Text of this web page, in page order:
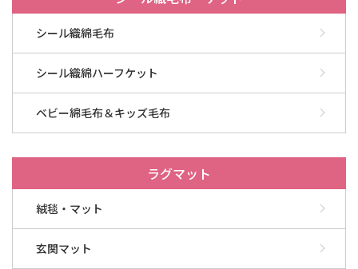
シール織綿毛布
シール織綿ハーフケット
ベビー綿毛布＆キッズ毛布
ラグマット
絨毯・マット
玄関マット